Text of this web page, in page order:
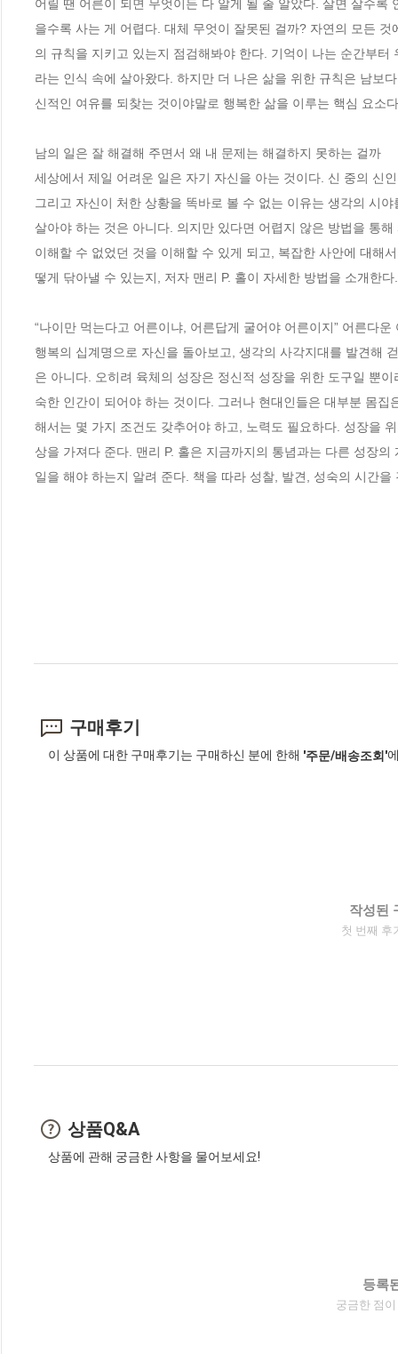
어릴 땐 어른이 되면 무엇이든 다 알게 될 줄 알았다. 살면 살수
을수록 사는 게 어렵다. 대체 무엇이 잘못된 걸까? 자연의 모든
의 규칙을 지키고 있는지 점검해봐야 한다. 기억이 나는 순간부
라는 인식 속에 살아왔다. 하지만 더 나은 삶을 위한 규칙은 남보
신적인 여유를 되찾는 것이야말로 행복한 삶을 이루는 핵심 요소
남의 일은 잘 해결해 주면서 왜 내 문제는 해결하지 못하는 걸까
세상에서 제일 어려운 일은 자기 자신을 아는 것이다. 신 중의 신
그리고 자신이 처한 상황을 똑바로 볼 수 없는 이유는 생각의 시
살아야 하는 것은 아니다. 의지만 있다면 어렵지 않은 방법을 통
이해할 수 없었던 것을 이해할 수 있게 되고, 복잡한 사안에 대해
떻게 닦아낼 수 있는지, 저자 맨리 P. 홀이 자세한 방법을 소개한다.
“나이만 먹는다고 어른이냐, 어른답게 굴어야 어른이지” 어른다운
행복의 십계명으로 자신을 돌아보고, 생각의 사각지대를 발견해
은 아니다. 오히려 육체의 성장은 정신적 성장을 위한 도구일 뿐
숙한 인간이 되어야 하는 것이다. 그러나 현대인들은 대부분 몸
해서는 몇 가지 조건도 갖추어야 하고, 노력도 필요하다. 성장을
상을 가져다 준다. 맨리 P. 홀은 지금까지의 통념과는 다른 성장
일을 해야 하는지 알려 준다. 책을 따라 성찰, 발견, 성숙의 시간
구매후기
이 상품에 대한 구매후기는 구매하신 분에 한해 '주문/배송조회'
작성된
첫 번째 후
상품Q&A
상품에 관해 궁금한 사항을 물어보세요!
등록
궁금한 점